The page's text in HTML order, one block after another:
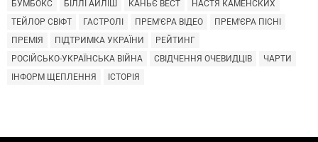
БУМБОКС
БІЛЛІ АЙЛІШ КАНЬЄ ВЕСТ
НАСТЯ КАМЕНСКИХ
ТЕЙЛОР СВІФТ
ГАСТРОЛІ ПРЕМ'ЄРА ВІДЕО
ПРЕМ'ЄРА ПІСНІ
ПРЕМІЯ
ПІДТРИМКА УКРАЇНИ
РЕЙТИНГ
РОСІЙСЬКО-УКРАЇНСЬКА ВІЙНА
СВІДЧЕННЯ ОЧЕВИДЦІВ
ЧАРТИ
ІНФОРМ ЩЕПЛЕННЯ
ІСТОРІЯ